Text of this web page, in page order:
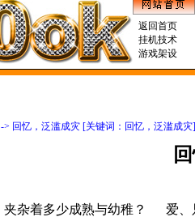
返回首页
挂机技术
游戏架设
-> 回忆，泛滥成灾 [关键词：回忆，泛滥成灾]
夹杂着多少成熟与幼稚？
爱、